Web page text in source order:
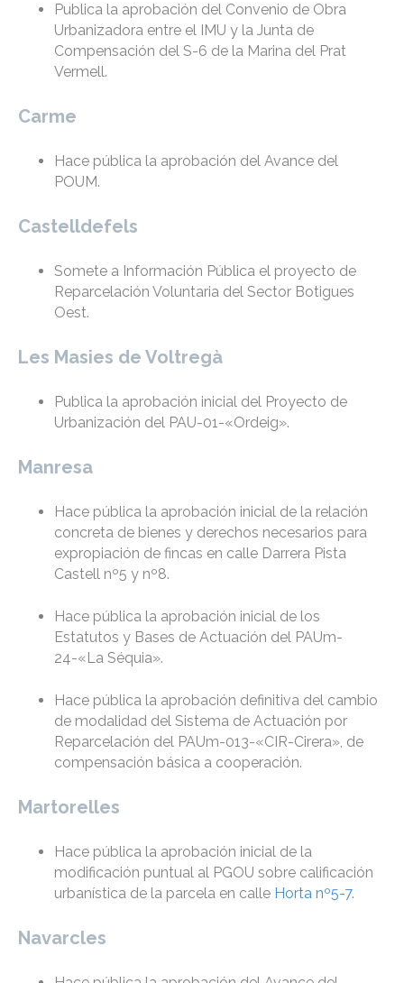
Publica la aprobación del Convenio de Obra
Urbanizadora entre el IMU y la Junta de
Compensación del S-6 de la Marina del Prat
Vermell.
Carme
Hace pública la aprobación del Avance del
POUM.
Castelldefels
Somete a Información Pública el proyecto de
Reparcelación Voluntaria del Sector Botigues
Oest.
Les Masies de Voltregà
Publica la aprobación inicial del Proyecto de
Urbanización del PAU-01-«Ordeig».
Manresa
Hace pública la aprobación inicial de la relación
concreta de bienes y derechos necesarios para
expropiación de fincas en calle Darrera Pista
Castell nº5 y nº8.
Hace pública la aprobación inicial de los
Estatutos y Bases de Actuación del PAUm-
24-«La Séquia».
Hace pública la aprobación definitiva del cambio
de modalidad del Sistema de Actuación por
Reparcelación del PAUm-013-«CIR-Cirera», de
compensación básica a cooperación.
Martorelles
Hace pública la aprobación inicial de la
modificación puntual al PGOU sobre calificación
urbanística de la parcela en calle Horta nº5-7.
Navarcles